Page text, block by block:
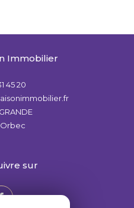
Immobilier
45 20
Orbec
sur